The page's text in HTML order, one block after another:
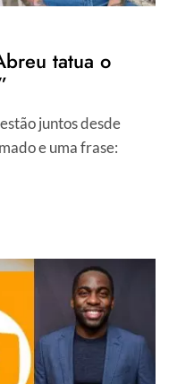
tatua o
juntos desde
e uma frase: